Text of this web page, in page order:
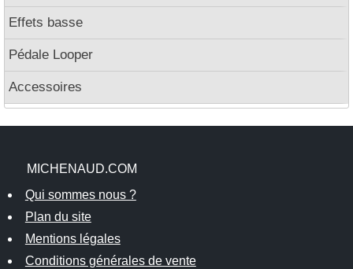
Effets basse
Pédale Looper
Accessoires
MICHENAUD.COM
Qui sommes nous ?
Plan du site
Mentions légales
Conditions générales de vente